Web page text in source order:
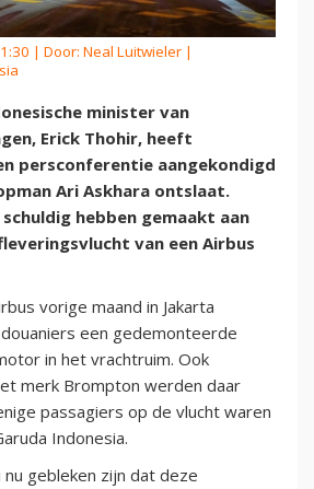
| Door: Neal Luitwieler |
minister van
Erick Thohir, heeft
persconferentie aangekondigd
Ari Askhara ontslaat.
hebben gemaakt aan
van een Airbus
vorige maand in Jakarta
een gedemonteerde
in het vrachtruim. Ook
merk Brompton werden daar
passagiers op de vlucht waren
Indonesia.
gebleken zijn dat deze